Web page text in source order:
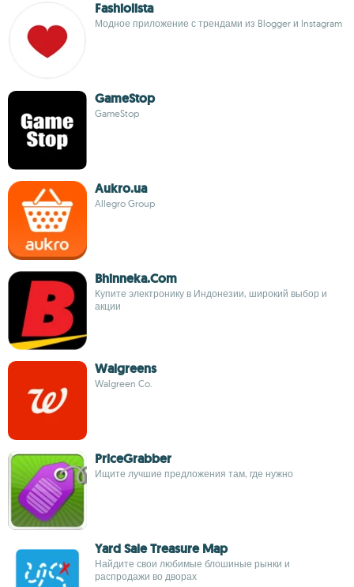
Fashiolista
Модное приложение с трендами из Blogger и Instagram
GameStop
GameStop
Aukro.ua
Allegro Group
Bhinneka.Com
Купите электронику в Индонезии, широкий выбор и
акции
Walgreens
Walgreen Co.
PriceGrabber
Ищите лучшие предложения там, где нужно
Yard Sale Treasure Map
Найдите свои любимые блошиные рынки и
распродажи во дворах